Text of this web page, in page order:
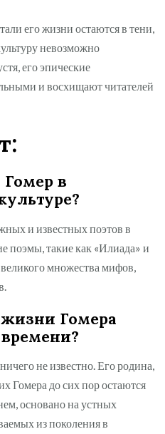
его жизни остаются в тени,
невозможно
его эпические
и восхищают читателей
в
и известных поэтов в
поэмы, такие как «Илиада» и
множества мифов,
Гомера
не известно. Его родина,
Гомера до сих пор остаются
основано на устных
из поколения в